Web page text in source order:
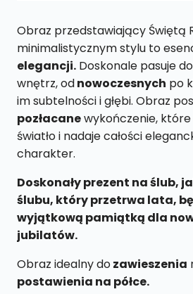
Obraz przedstawiający Świętą
minimalistycznym stylu to
elegancji. Doskonale pasuje
wnętrz, odnowoczesnych po
im subtelności i głębi. Obraz
pozłacanewykończenie,
światło i nadaje całości
charakter.
Doskonały prezent na ślub,
ślubu, który przetrwa lata,
wyjątkową pamiątką dla
jubilatów.
Obraz idealny dozawieszenia
postawienia na półce.